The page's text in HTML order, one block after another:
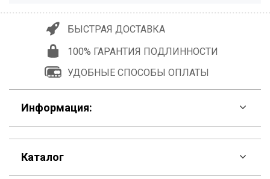
БЫСТРАЯ ДОСТАВКА
100% ГАРАНТИЯ ПОДЛИННОСТИ
УДОБНЫЕ СПОСОБЫ ОПЛАТЫ
Информация:
F.A.Q
Каталог